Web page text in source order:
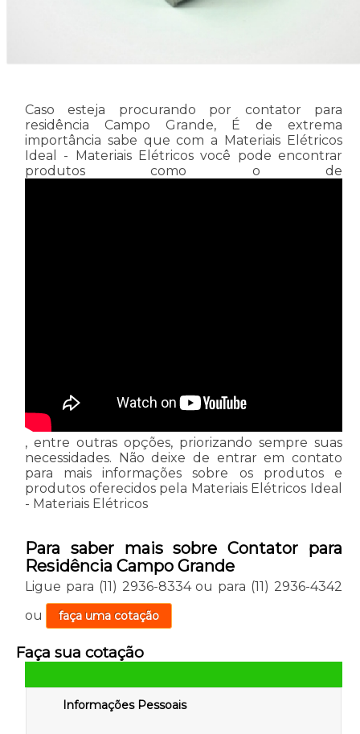
Caso esteja procurando por contator para
residência Campo Grande, É de extrema
importância sabe que com a Materiais Elétricos
Ideal - Materiais Elétricos você pode encontrar
produtos como o de
, entre outras opções, priorizando sempre suas
necessidades. Não deixe de entrar em contato
para mais informações sobre os produtos e
produtos oferecidos pela Materiais Elétricos Ideal
- Materiais Elétricos
Para saber mais sobre Contator para
Residência Campo Grande
Ligue para (11) 2936-8334ou para (11) 2936-4342
ou
faça uma cotação
Faça sua cotação
Informações Pessoais